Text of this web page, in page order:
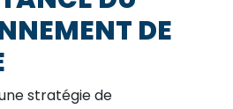
DE
stratégie de